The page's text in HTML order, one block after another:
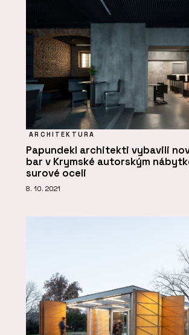
ARCHITEKTURA
Papundekl architekti vybavili
bar v Krymské autorským
surové oceli
8. 10. 2021